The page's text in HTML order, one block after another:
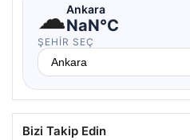
☁Ankara
NaN°C
ŞEHIR SEÇ
Bizi Takip Edin